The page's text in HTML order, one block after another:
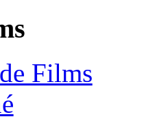
Films